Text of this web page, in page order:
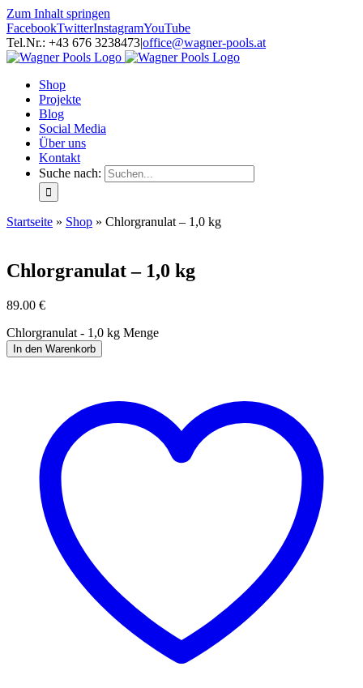
Zum Inhalt springen
FacebookTwitterInstagramYouTube
Tel.Nr.: +43 676 3238473|office@wagner-pools.at
Shop
Projekte
Blog
Social Media
Über uns
Kontakt
Suche nach:
Startseite » Shop » Chlorgranulat – 1,0 kg
Chlorgranulat – 1,0 kg
89.00 €
Chlorgranulat - 1,0 kg Menge
In den Warenkorb